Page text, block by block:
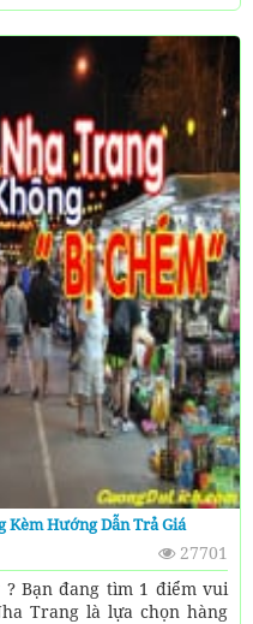
Kèm Hướng Dẫn Trả Giá
27701
Bạn đang tìm 1 điểm vui
Trang là lựa chọn hàng